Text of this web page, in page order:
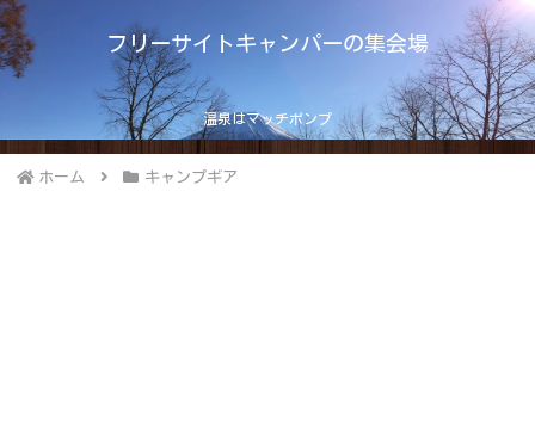
フリーサイトキャンパーの集会場
温泉はマッチポンプ
ホーム キャンプギア